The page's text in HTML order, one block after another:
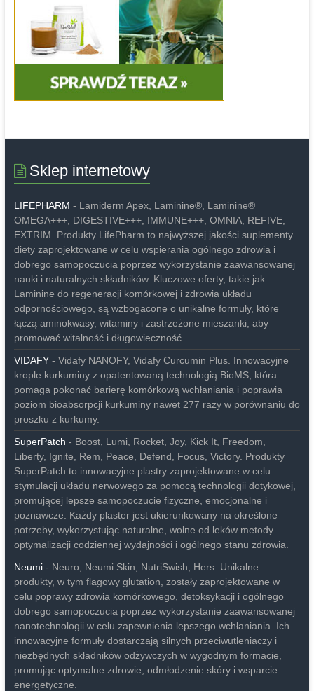
Sklep internetowy
LIFEPHARM - Lamiderm Apex, Laminine®, Laminine®
OMEGA+++, DIGESTIVE+++, IMMUNE+++, OMNIA, REFIVE,
EXTRIM. Produkty LifePharm to najwyższej jakości suplementy
diety zaprojektowane w celu wspierania ogólnego zdrowia i
dobrego samopoczucia poprzez wykorzystanie zaawansowanej
nauki i naturalnych składników. Kluczowe oferty, takie jak
Laminine do regeneracji komórkowej i zdrowia układu
odpornościowego, są wzbogacone o unikalne formuły, które
łączą aminokwasy, witaminy i zastrzeżone mieszanki, aby
promować witalność i długowieczność.
VIDAFY- Vidafy NANOFY, Vidafy Curcumin Plus. Innowacyjne
krople kurkuminy z opatentowaną technologią BioMS, która
pomaga pokonać barierę komórkową wchłaniania i poprawia
poziom bioabsorpcji kurkuminy nawet 277 razy w porównaniu do
proszku z kurkumy.
SuperPatch - Boost, Lumi, Rocket, Joy, Kick It, Freedom,
Liberty, Ignite, Rem, Peace, Defend, Focus, Victory. Produkty
SuperPatch to innowacyjne plastry zaprojektowane w celu
stymulacji układu nerwowego za pomocą technologii dotykowej,
promującej lepsze samopoczucie fizyczne, emocjonalne i
poznawcze. Każdy plaster jest ukierunkowany na określone
potrzeby, wykorzystując naturalne, wolne od leków metody
optymalizacji codziennej wydajności i ogólnego stanu zdrowia.
Neumi- Neuro, Neumi Skin, NutriSwish, Hers. Unikalne
produkty, w tym flagowy glutation, zostały zaprojektowane w
celu poprawy zdrowia komórkowego, detoksykacji i ogólnego
dobrego samopoczucia poprzez wykorzystanie zaawansowanej
nanotechnologii w celu zapewnienia lepszego wchłaniania. Ich
innowacyjne formuły dostarczają silnych przeciwutleniaczy i
niezbędnych składników odżywczych w wygodnym formacie,
promując optymalne zdrowie, odmłodzenie skóry i wsparcie
energetyczne.